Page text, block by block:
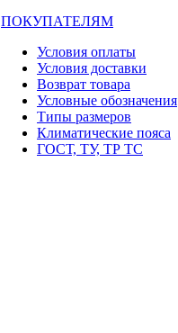
ПОКУПАТЕЛЯМ
Условия оплаты
Условия доставки
Возврат товара
Условные обозначения
Типы размеров
Климатические пояса
ГОСТ, ТУ, ТР ТС